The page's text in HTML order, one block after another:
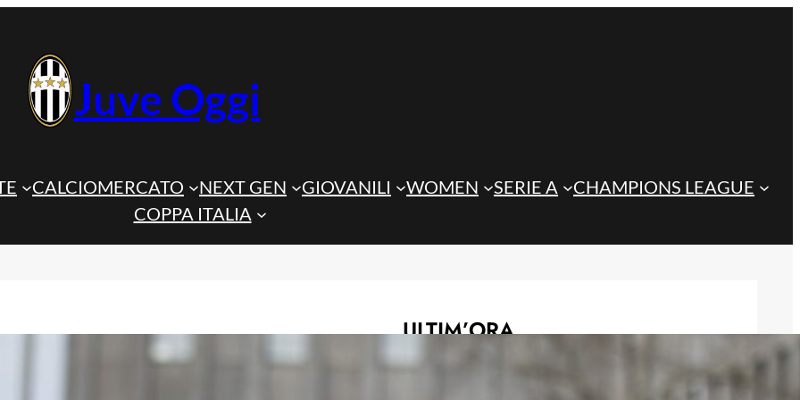
Juve Oggi
CALCIOMERCATO NEXT GEN GIOVANILI WOMEN SERIE A
CHAMPIONS LEAGUE
COPPA ITALIA
ULTIM’ORA
Zhegrova chiude al mercato: ‘Voglio
restare alla Juventus’